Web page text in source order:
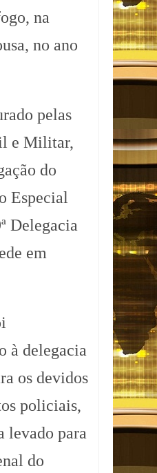
na
no ano
pelas
e Militar,
do
Especial
Delegacia
em
à delegacia
os devidos
policiais,
levado para
do